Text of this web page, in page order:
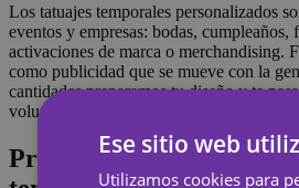
Los tatuajes temporales personalizados
eventos y empresas: bodas, cumpleaños,
activaciones de marca o merchandising.
como publicidad que se mueve con la
cantidades preparamos tu diseño y te
volumen.
Preguntas frecuentes
Ese sitio web
Utilizamos cookies para